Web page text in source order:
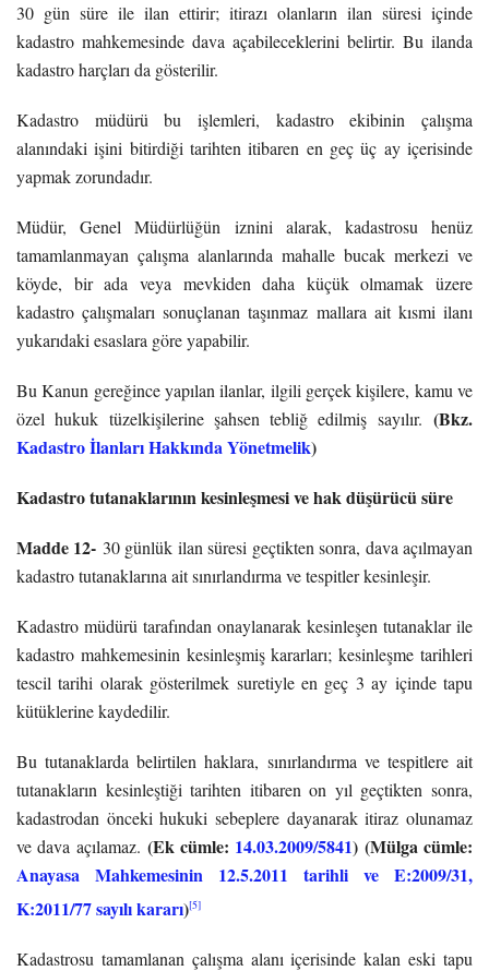
30 gün süre ile ilan ettirir; itirazı olanların ilan süresi içinde
kadastro mahkemesinde dava açabileceklerini belirtir. Bu ilanda
kadastro harçları da gösterilir.
Kadastro müdürü bu işlemleri, kadastro ekibinin çalışma
alanındaki işini bitirdiği tarihten itibaren en geç üç ay içerisinde
yapmak zorundadır.
Müdür, Genel Müdürlüğün iznini alarak, kadastrosu henüz
tamamlanmayan çalışma alanlarında mahalle bucak merkezi ve
köyde, bir ada veya mevkiden daha küçük olmamak üzere
kadastro çalışmaları sonuçlanan taşınmaz mallara ait kısmi ilanı
yukarıdaki esaslara göre yapabilir.
Bu Kanun gereğince yapılan ilanlar, ilgili gerçek kişilere, kamu ve
özel hukuk tüzelkişilerine şahsen tebliğ edilmiş sayılır. (Bkz.
Kadastro İlanları Hakkında Yönetmelik)
Kadastro tutanaklarının kesinleşmesi ve hak düşürücü süre
Madde 12- 30 günlük ilan süresi geçtikten sonra, dava açılmayan
kadastro tutanaklarına ait sınırlandırma ve tespitler kesinleşir.
Kadastro müdürü tarafından onaylanarak kesinleşen tutanaklar ile
kadastro mahkemesinin kesinleşmiş kararları; kesinleşme tarihleri
tescil tarihi olarak gösterilmek suretiyle en geç 3 ay içinde tapu
kütüklerine kaydedilir.
Bu tutanaklarda belirtilen haklara, sınırlandırma ve tespitlere ait
tutanakların kesinleştiği tarihten itibaren on yıl geçtikten sonra,
kadastrodan önceki hukuki sebeplere dayanarak itiraz olunamaz
ve dava açılamaz. (Ek cümle: 14.03.2009/5841) (Mülga cümle:
Anayasa Mahkemesinin 12.5.2011 tarihli ve E:2009/31,
K:2011/77 sayılı kararı)[5]
Kadastrosu tamamlanan çalışma alanı içerisinde kalan eski tapu